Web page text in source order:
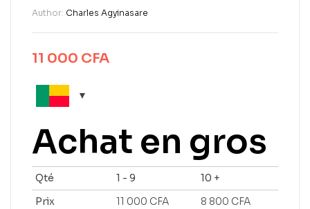
Author: Charles Agyinasare
11 000 CFA
Achat en gros
Qté 1 - 9
10 +
Prix
11 000 CFA 8 800 CFA